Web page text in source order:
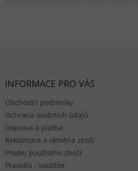
INFORMACE PRO VÁS
Obchodní podmínky
Ochrana osobních údajů
Doprava a platba
Reklamace a výměna zboží
Prodej použitého zboží
Pravidla - soutěže